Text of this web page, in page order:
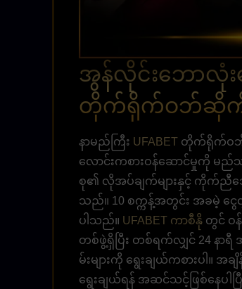
အွန်လိုင်းဘောလုံး
တိုက်ရိုက်ဝဘ်ဆို
နာမည်ကြီး UFABET တိုက်ရိုက်ဝဘ်
လောင်းကစားဝန်ဆောင်မှုကို မည်
စု၏ လိုအပ်ချက်များနှင့် ကိုက်ညီသေ
သည်။ 10 စက္ကန့်အတွင်း အခမဲ့
ပါသည်။ UFABET ကာစီနို တွင် ဝ
တစ်ဖွဲ့ရှိပြီး တစ်ရက်လျှင် 24 နာရီ
မ်းများကို ရွေးချယ်ကစားပါ။
ရွေးချယ်ရန် အဆင်သင့်ဖြစ်နေပါပ